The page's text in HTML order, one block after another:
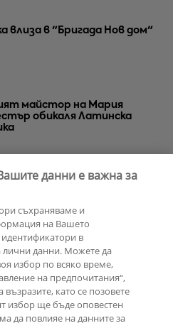
влиза в "Бригада Нов дом"
майстор на Мария
обикаля Латинска
старта на „Бригада нов
майстор от "Бригада Нов
фенки нямат
мен
Караджов вдигна нова
данни е важна за
съхраняваме и
на Вашето
в
лични данни. Можете да
избор по всяко време,
на предпочитания“,
като се позовете
избор ще бъде оповестен
да повлияе на данните за